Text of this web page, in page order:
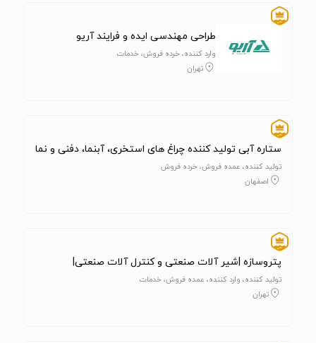
طراحی مهندسی ایده و فرایند آریو
وارد کننده، خرده فروش، خدمات
تهران
ستاره آبی تولید کننده چراغ های استخری، آبنما، دفنی و نما
تولید کننده، عمده فروش، خرده فروش
اصفهان
پتروسازه |شیر آلات صنعتی و کنترل آلات صنعتی|
تولید کننده، وارد کننده، عمده فروش، خدمات
تهران